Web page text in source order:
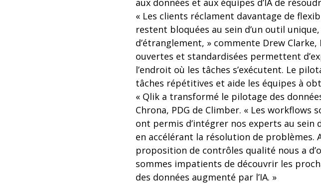
aux données et aux équipes d’IA de
« Les clients réclament davantage de
restent bloquées au sein d’un outil
d’étranglement, » commente Drew Clarke,
ouvertes et standardisées permettent
l’endroit où les tâches s’exécutent. Le
tâches répétitives et aide les équipes à
« Qlik a transformé le pilotage des
Chrona, PDG de Climber. « Les
ont permis d’intégrer nos experts au
en accélérant la résolution de
proposition de contrôles qualité nous a
sommes impatients de découvrir les
des données augmenté par l’IA. »